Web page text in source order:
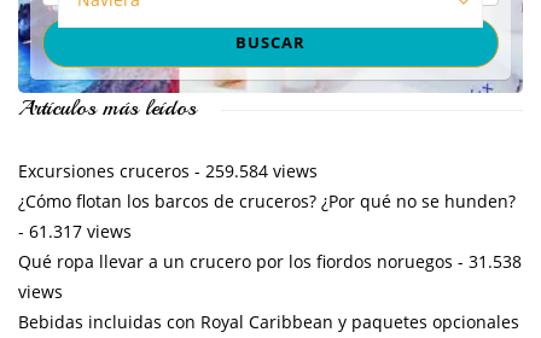
Artículos más leídos
Excursiones cruceros - 259.584 views
¿Cómo flotan los barcos de cruceros? ¿Por qué no se hunden?
- 61.317 views
Qué ropa llevar a un crucero por los fiordos noruegos - 31.538
views
Bebidas incluidas con Royal Caribbean y paquetes opcionales